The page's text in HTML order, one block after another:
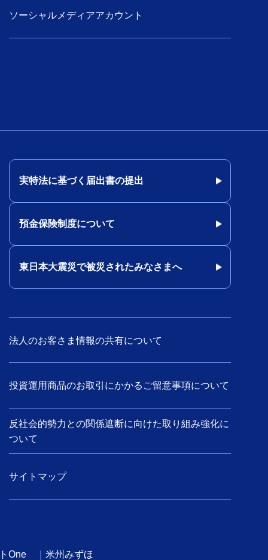
ソーシャルメディアアカウント
実特法に基づく届出書の提出
預金保険制度について
東日本大震災で被災されたみなさまへ
法人のお客さま情報の共有について
投資運用商品のお取引にかかるご留意事項について
反社会的勢力との関係遮断に向けた取り組み強化に
ついて
サイトマップ
One 米州みずほ